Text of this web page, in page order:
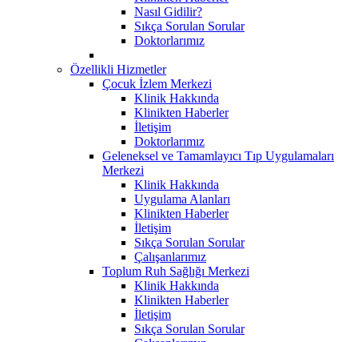
Nasıl Gidilir?
Sıkça Sorulan Sorular
Doktorlarımız
Özellikli Hizmetler
Çocuk İzlem Merkezi
Klinik Hakkında
Klinikten Haberler
İletişim
Doktorlarımız
Geleneksel ve Tamamlayıcı Tıp Uygulamaları
Merkezi
Klinik Hakkında
Uygulama Alanları
Klinikten Haberler
İletişim
Sıkça Sorulan Sorular
Çalışanlarımız
Toplum Ruh Sağlığı Merkezi
Klinik Hakkında
Klinikten Haberler
İletişim
Sıkça Sorulan Sorular